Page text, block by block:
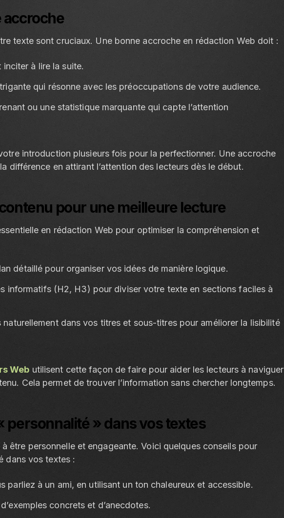
accroche
texte sont cruciaux. Une bonne accroche en rédaction Web doit :
à lire la suite.
qui résonne avec les préoccupations de votre audience.
ou une statistique marquante qui capte l’attention
introduction plusieurs fois pour la perfectionner. Une accroche
différence en attirant l’attention des lecteurs dès le début.
pour une meilleure lecture
en rédaction Web pour optimiser la compréhension et
détaillé pour organiser vos idées de manière logique.
informatifs (H2, H3) pour diviser votre texte en sections faciles à
dans vos titres et sous-titres pour améliorer la lisibilité
Web utilisent cette façon de faire pour aider les lecteurs à naviguer
Cela permet de trouver l’information sans chercher longtemps.
personnalité » dans vos textes
être personnelle et engageante. Voici quelques conseils pour
dans vos textes :
parliez à un ami, en utilisant un ton chaleureux et accessible.
concrets et d’anecdotes.